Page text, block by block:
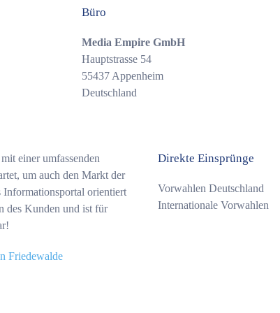
Büro
Media Empire GmbH
Hauptstrasse 54
55437 Appenheim
Deutschland
einer umfassenden
um auch den Markt der
orientiert
des Kunden und ist für
Friedewalde
Direkte Einsprünge
Vorwahlen Deutschland
Internationale Vorwahlen